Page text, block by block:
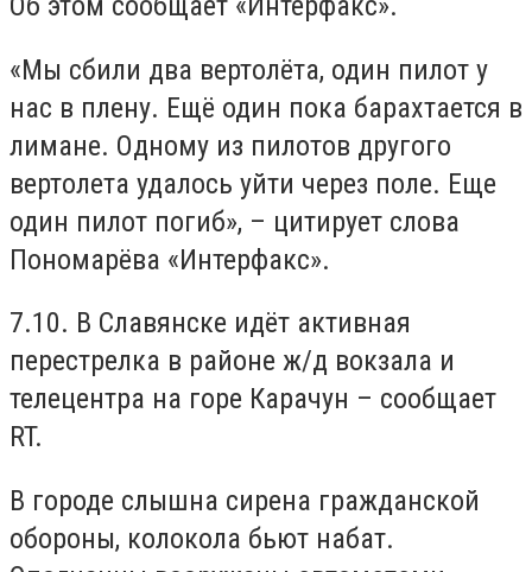
«Мы сбили два вертолёта, один пилот у
нас в плену. Ещё один пока барахтается в
лимане. Одному из пилотов другого
вертолета удалось уйти через поле. Еще
один пилот погиб», – цитирует слова
Пономарёва «Интерфакс».
7.10. В Славянске идёт активная
перестрелка в районе ж/д вокзала и
телецентра на горе Карачун – сообщает
RT.
В городе слышна сирена гражданской
обороны, колокола бьют набат.